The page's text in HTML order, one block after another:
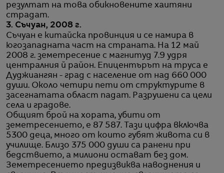
резултат на това обикновените хаитяни
страдат.
3. Съчуан, 2008 г.
Съчуан е китайска провинция и се намира в
югозападната част на страната. На 12 май
2008 г. земетресение с магнитуд 7.9 удря
централния й район. Епицентърът на труса е
Дуджиангян - град с население от над 660 000
души. Около четири пети от структурите в
засегнатата област падат. Разрушени са цели
села и градове.
Общият брой на хората, убити от
земетресението, е 87 587. Тази цифра включва
5300 деца, много от които губят живота си в
училище. Близо 375 000 души са ранени при
бедствието, а милиони остават без дом.
Земетресението предизвиква наводнения и